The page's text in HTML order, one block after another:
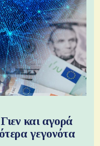
και αγορά
γεγονότα